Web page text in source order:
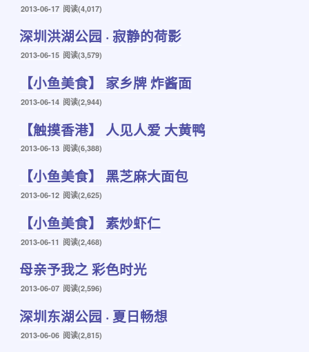
发
于
2013-06-17 阅读(4,017)
深圳洪湖公园 · 寂静的荷影
发
2013-06-15 阅读(3,579)
【小鱼美食】 家乡牌 炸酱面
发
2013-06-14 阅读(2,944)
【触摸香港】 人见人爱 大黄鸭
发
2013-06-13 阅读(6,388)
【小鱼美食】 黑芝麻大面包
发
2013-06-12 阅读(2,625)
【小鱼美食】 素炒虾仁
发
于
2013-06-11 阅读(2,468)
母亲予我之 彩色时光
发
于
2013-06-07 阅读(2,596)
深圳东湖公园 · 夏日畅想
发
2013-06-06 阅读(2,815)